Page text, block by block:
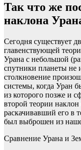
Так что же
наклона
Сегодня существует
главенствующей
Урана с небольшой
спутники планеты не
столкновение
системы, когда Уран
из которого позже и
второй теории
раскачивавший его в
был выброшен из
Сравнение Урана и